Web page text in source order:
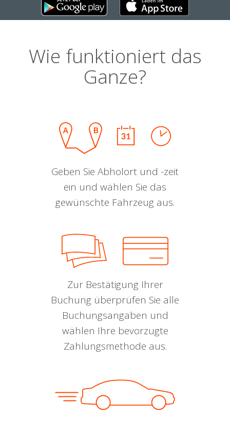
Wie funktioniert das
Ganze?
Geben Sie Abholort und -zeit
ein und wählen Sie das
gewünschte Fahrzeug aus.
Zur Bestätigung Ihrer
Buchung überprüfen Sie alle
Buchungsangaben und
wählen Ihre bevorzugte
Zahlungsmethode aus.